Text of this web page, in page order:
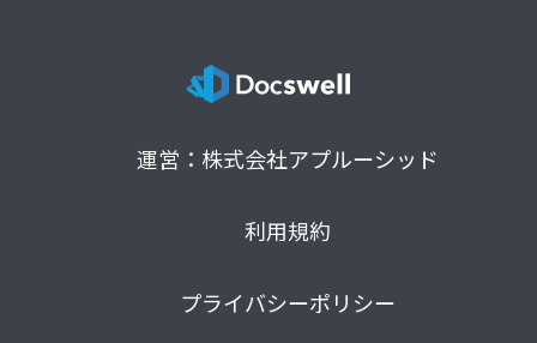
運営：株式会社アプルーシッド
利用規約
プライバシーポリシー